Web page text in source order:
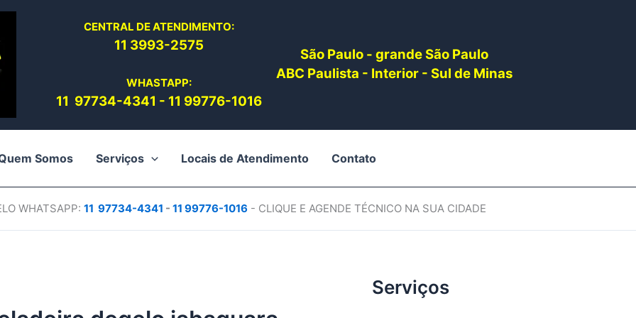
CENTRAL DE ATENDIMENTO:
11 3993-2575
WHASTAPP:
11 97734-4341 - 11 99776-1016
São Paulo - grande São Paulo
ABC Paulista - Interior - Sul de Minas
Somos Serviços Locais de Atendimento Contato
WHATSAPP: 11 97734-4341 - 11 99776-1016 - CLIQUE E AGENDE TÉCNICO NA SUA CIDADE
Serviços